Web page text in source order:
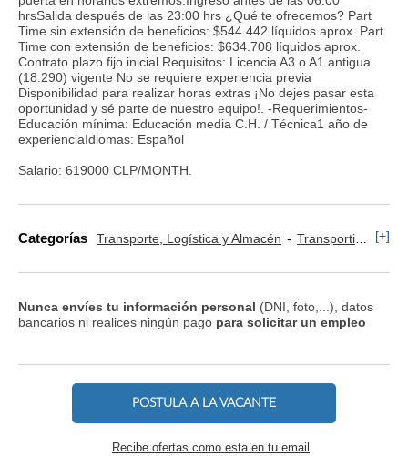
hrsSalida después de las 23:00 hrs ¿Qué te ofrecemos? Part
Time sin extensión de beneficios: $544.442 líquidos aprox. Part
Time con extensión de beneficios: $634.708 líquidos aprox.
Contrato plazo fijo inicial Requisitos: Licencia A3 o A1 antigua
(18.290) vigente No se requiere experiencia previa
Disponibilidad para realizar horas extras ¡No dejes pasar esta
oportunidad y sé parte de nuestro equipo!. -Requerimientos-
Educación mínima: Educación media C.H. / Técnica1 año de
experienciaIdiomas: Español
Salario: 619000 CLP/MONTH.
Categorías Transporte, Logística y Almacén Transportista, Mensajero y Conductor [+]
Nunca envíes tu información personal (DNI, foto,...), datos
bancarios ni realices ningún pago para solicitar un empleo
POSTULA A LA VACANTE
Recibe ofertas como esta en tu email